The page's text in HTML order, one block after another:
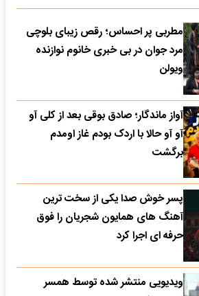
مطربی پر احساس؛ رقص زیبای بلوچی
مرد جوان در بی خبری خانوم نوازنده
ویولن
آواز ماندگار؛ صادق بوقی بعد از کلی آو
آو آو حالا با اردک بودم غاز اومدم
برگشت
پسر خوش صدا یکی از سخت ترین
آهنگ های همایون شجریان را فوق
حرفه ای اجرا کرد
ویدیویی منتشر شده توسط همسر